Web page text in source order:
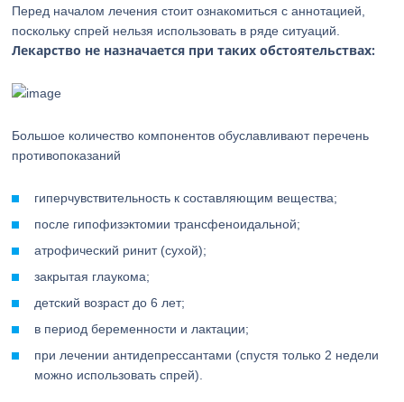
Перед началом лечения стоит ознакомиться с аннотацией,
поскольку спрей нельзя использовать в ряде ситуаций.
Лекарство не назначается при таких обстоятельствах:
Большое количество компонентов обуславливают перечень
противопоказаний
гиперчувствительность к составляющим вещества;
после гипофизэктомии трансфеноидальной;
атрофический ринит (сухой);
закрытая глаукома;
детский возраст до 6 лет;
в период беременности и лактации;
при лечении антидепрессантами (спустя только 2 недели
можно использовать спрей).